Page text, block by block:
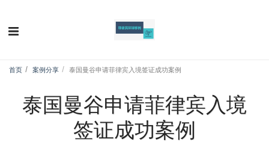
首页 案例分享 泰国曼谷申请菲律宾入境签证成功案例
泰国曼谷申请菲律宾入境
签证成功案例